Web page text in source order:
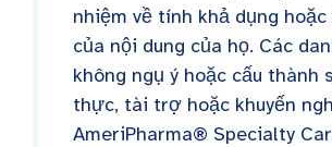
nhiệm về tính khả dụng
của nội dung của họ. Các
không ngụ ý hoặc cấu thành
thực, tài trợ hoặc khuyến
AmeriPharma® Specialty